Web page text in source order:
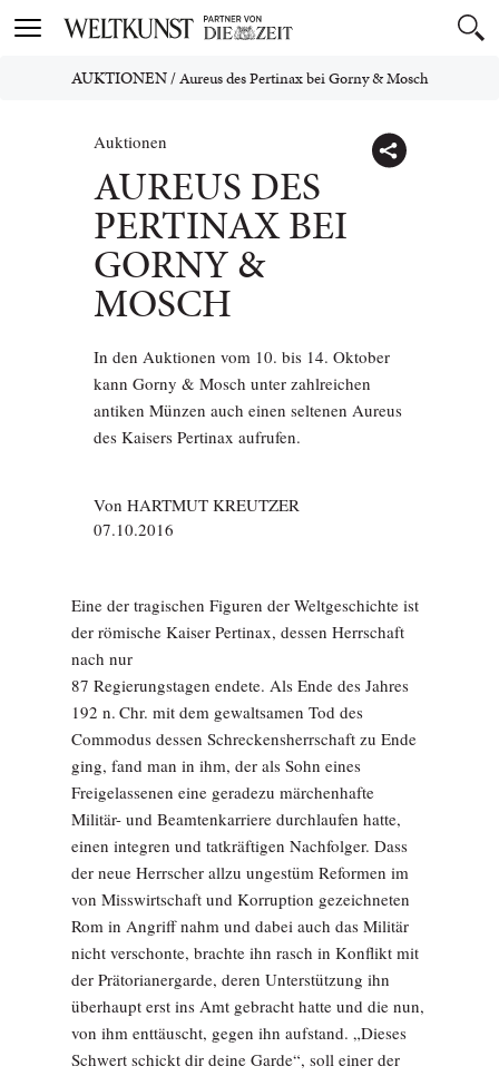
Toggle
AUKTIONEN/Aureus des Pertinax bei Gorny & Mosch
Auktionen
AUREUS DES
PERTINAX BEI
GORNY &
MOSCH
In den Auktionen vom 10. bis 14. Oktober
kann Gorny & Mosch unter zahlreichen
antiken Münzen auch einen seltenen Aureus
des Kaisers Pertinax aufrufen.
Von HARTMUT KREUTZER
07.10.2016
Eine der tragischen Figuren der Weltgeschichte ist
der römische Kaiser Pertinax, dessen Herrschaft
nach nur
87 Regierungstagen endete. Als Ende des Jahres
192 n. Chr. mit dem gewaltsamen Tod des
Commodus dessen Schreckensherrschaft zu Ende
ging, fand man in ihm, der als Sohn eines
Freigelassenen eine geradezu märchenhafte
Militär- und Beamtenkarriere durchlaufen hatte,
einen integren und tatkräftigen Nachfolger. Dass
der neue Herrscher allzu ungestüm Reformen im
von Misswirtschaft und Korruption gezeichneten
Rom in Angriff nahm und dabei auch das Militär
nicht verschonte, brachte ihn rasch in Konflikt mit
der Prätorianergarde, deren Unterstützung ihn
überhaupt erst ins Amt gebracht hatte und die nun,
von ihm enttäuscht, gegen ihn aufstand. „Dieses
Schwert schickt dir deine Garde“, soll einer der